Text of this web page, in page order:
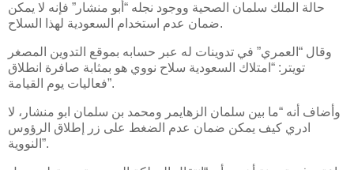
حالة الملك سلمان الصحية ووجود نجله “أبو منشار” فإنه لا يمكن
ضمان عدم استخدام السعودية لهذا السلاح.
وقال “العمري” في تدوينات له عبر حسابه بموقع التدوين المصغر
تويتر: “امتلاك السعودية سلاح نووي هو بمثابة صافرة انطلاق
فعاليات يوم القيامة”.
وأضاف أنه “ما بين سلمان الزهايمر ومحمد بن سلمان ابو منشار، لا
ادري كيف يمكن ضمان عدم الضغط على زر إطلاق الرؤوس
النووية”.